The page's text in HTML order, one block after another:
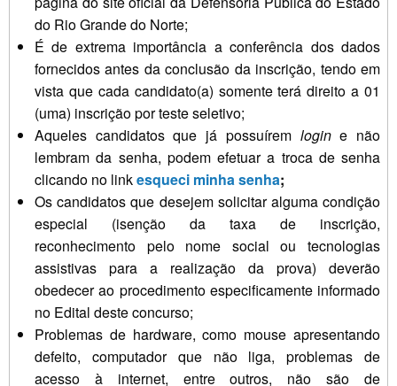
do Rio Grande do Norte;
É de extrema importância a conferência dos dados
fornecidos antes da conclusão da inscrição, tendo em
vista que cada candidato(a) somente terá direito a 01
(uma) inscrição por teste seletivo;
Aqueles candidatos que já possuírem logine não
lembram da senha, podem efetuar a troca de senha
clicando no linkesqueci minha senha;
Os candidatos que desejem solicitar alguma condição
especial (isenção da taxa de inscrição,
reconhecimento pelo nome social ou tecnologias
assistivas para a realização da prova) deverão
obedecer ao procedimento especificamente informado
no Edital deste concurso;
Problemas de hardware, como mouse apresentando
defeito, computador que não liga, problemas de
acesso à internet, entre outros, não são de